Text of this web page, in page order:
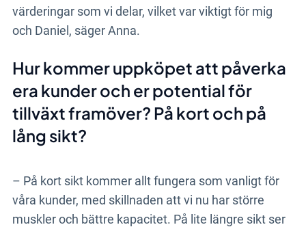
värderingar som vi delar, vilket var viktigt för mig
och Daniel, säger Anna.
Hur kommer uppköpet att påverka
era kunder och er potential för
tillväxt framöver? På kort och på
lång sikt?
– På kort sikt kommer allt fungera som vanligt för
våra kunder, med skillnaden att vi nu har större
muskler och bättre kapacitet. På lite längre sikt ser